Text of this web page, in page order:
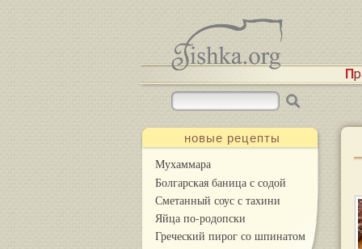
новые рецепты
Мухаммара
Болгарская баница с содой
Сметанный соус с тахини
Яйца по-родопски
Греческий пирог со шпинатом